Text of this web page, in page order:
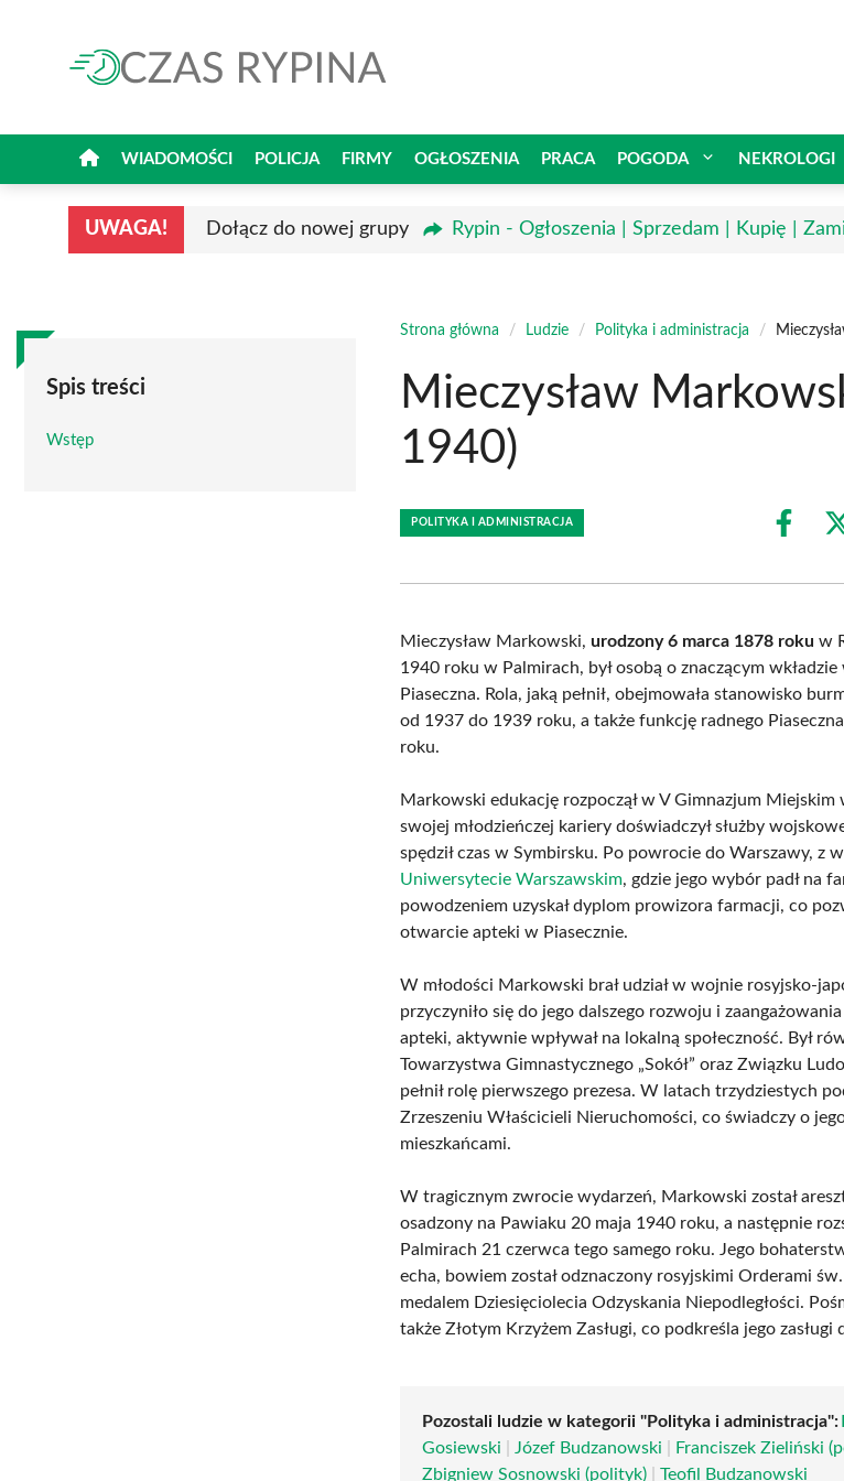
WIADOMOŚCI POLICJA FIRMY OGŁOSZENIA PRACA POGODA NEKROLOGI
UWAGA! Dołącz do nowej grupy Rypin - Ogłoszenia | Sprzedam | Kupię |
Spis treści
Wstęp
Strona główna / Ludzie / Polityka i administracja /
Mieczysław
1940)
POLITYKA I ADMINISTRACJA
Share
Mieczysław Markowski,urodzony 6 marca 1878 roku w
1940 roku w Palmirach, był osobą o znaczącym
Piaseczna. Rola, jaką pełnił, obejmowała stanowisko
od 1937 do 1939 roku, a także funkcję radnego
roku.
Markowski edukację rozpoczął w V Gimnazjum
swojej młodzieńczej kariery doświadczył służby
spędził czas w Symbirsku. Po powrocie do Warszawy, z
Uniwersytecie Warszawskim, gdzie jego wybór padł na
powodzeniem uzyskał dyplom prowizora farmacji, co
otwarcie apteki w Piasecznie.
W młodości Markowski brał udział w wojnie rosyjsko-
przyczyniło się do jego dalszego rozwoju i
apteki, aktywnie wpływał na lokalną społeczność. Był
Towarzystwa Gimnastycznego „Sokół” oraz Związku
pełnił rolę pierwszego prezesa. W latach trzydziestych
Zrzeszeniu Właścicieli Nieruchomości, co świadczy o
mieszkańcami.
W tragicznym zwrocie wydarzeń, Markowski został
osadzony na Pawiaku 20 maja 1940 roku, a następnie
Palmirach 21 czerwca tego samego roku. Jego
echa, bowiem został odznaczony rosyjskimi Orderami
medalem Dziesięciolecia Odzyskania Niepodległości.
także Złotym Krzyżem Zasługi, co podkreśla jego zasługi
Pozostali ludzie w kategorii "Polityka i administracja":
Gosiewski
Józef Budzanowski Franciszek Zieliński
Zbigniew Sosnowski (polityk) |Teofil Budzanowski